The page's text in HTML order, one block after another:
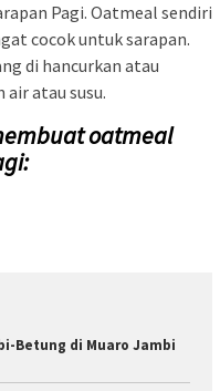
Pagi. Oatmeal sendiri
cocok untuk sarapan.
di hancurkan atau
atau susu.
oatmeal
Betung di Muaro Jambi